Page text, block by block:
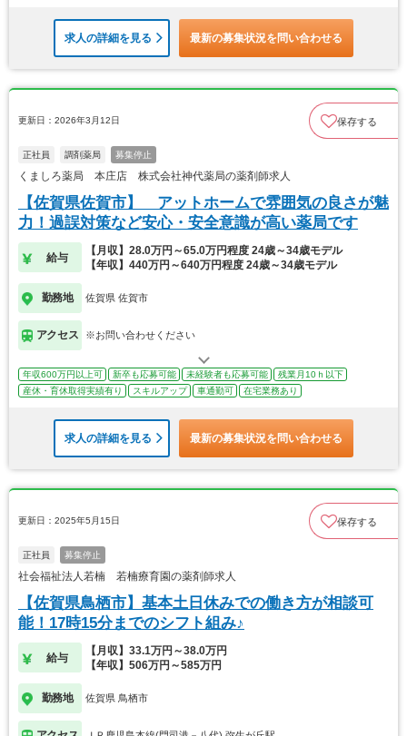
求人の詳細を見る 最新の募集状況を問い合わせる
更新日：2026年3月12日 保存する
正社員 調剤薬局 募集停止
くましろ薬局 本庄店 株式会社神代薬局の薬剤師求人
【佐賀県佐賀市】 アットホームで雰囲気の良さが魅
力！過誤対策など安心・安全意識が高い薬局です
給与
【月収】28.0万円～65.0万円程度 24歳～34歳モデル
【年収】440万円～640万円程度 24歳～34歳モデル
勤務地 佐賀県 佐賀市
アクセス ※お問い合わせください
年収600万円以上可 新卒も応募可能 未経験者も応募可能
残業月10ｈ以下
産休・育休取得実績有り
スキルアップ 車通勤可 在宅業務あり
求人の詳細を見る 最新の募集状況を問い合わせる
更新日：2025年5月15日 保存する
正社員 募集停止
社会福祉法人若楠 若楠療育園の薬剤師求人
【佐賀県鳥栖市】基本土日休みでの働き方が相談可
能！17時15分までのシフト組み♪
給与
【月収】33.1万円～38.0万円
【年収】506万円～585万円
勤務地 佐賀県 鳥栖市